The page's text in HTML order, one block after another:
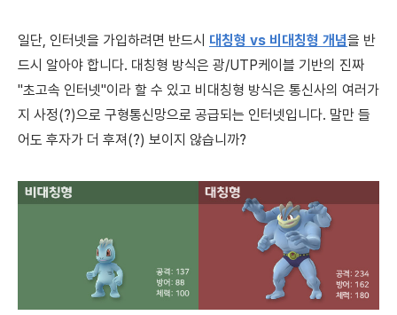
일단, 인터넷을 가입하려면 반드시 대칭형 vs 비대칭형 개념을 반
드시 알아야 합니다. 대칭형 방식은 광/UTP케이블 기반의 진짜
"초고속 인터넷"이라 할 수 있고 비대칭형 방식은 통신사의 여러가
지 사정(?)으로 구형통신망으로 공급되는 인터넷입니다. 말만 들
어도 후자가 더 후져(?) 보이지 않습니까?